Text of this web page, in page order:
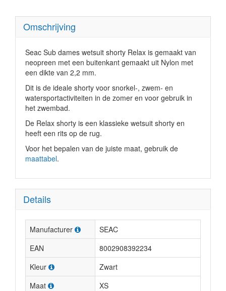
Omschrijving
Seac Sub dames wetsuit shorty Relax is gemaakt van
neopreen met een buitenkant gemaakt uit Nylon met
een dikte van 2,2 mm.
Dit is de ideale shorty voor snorkel-, zwem- en
watersportactiviteiten in de zomer en voor gebruik in
het zwembad.
De Relax shorty is een klassieke wetsuit shorty en
heeft een rits op de rug.
Voor het bepalen van de juiste maat, gebruik de
maattabel.
Details
Manufacturer
SEAC
EAN
8002908392234
Kleur
Zwart
Maat
XS